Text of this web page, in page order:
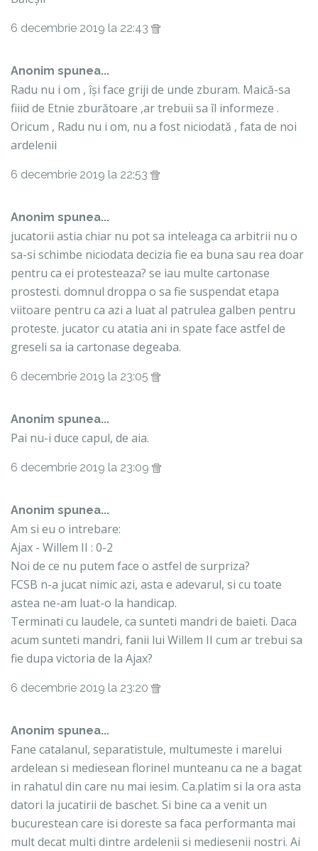
6 decembrie 2019 la 22:43
Anonim spunea...
Radu nu i om , își face griji de unde zburam. Maică-sa
fiiid de Etnie zburătoare ,ar trebuii sa îl informeze .
Oricum , Radu nu i om, nu a fost niciodată , fata de noi
ardelenii
6 decembrie 2019 la 22:53
Anonim spunea...
jucatorii astia chiar nu pot sa inteleaga ca arbitrii nu o
sa-si schimbe niciodata decizia fie ea buna sau rea doar
pentru ca ei protesteaza? se iau multe cartonase
prostesti. domnul droppa o sa fie suspendat etapa
viitoare pentru ca azi a luat al patrulea galben pentru
proteste. jucator cu atatia ani in spate face astfel de
greseli sa ia cartonase degeaba.
6 decembrie 2019 la 23:05
Anonim spunea...
Pai nu-i duce capul, de aia.
6 decembrie 2019 la 23:09
Anonim spunea...
Am si eu o intrebare:
Ajax - Willem II : 0-2
Noi de ce nu putem face o astfel de surpriza?
FCSB n-a jucat nimic azi, asta e adevarul, si cu toate
astea ne-am luat-o la handicap.
Terminati cu laudele, ca sunteti mandri de baieti. Daca
acum sunteti mandri, fanii lui Willem II cum ar trebui sa
fie dupa victoria de la Ajax?
6 decembrie 2019 la 23:20
Anonim spunea...
Fane catalanul, separatistule, multumeste i marelui
ardelean si mediesean florinel munteanu ca ne a bagat
in rahatul din care nu mai iesim. Ca.platim si la ora asta
datori la jucatirii de baschet. Si bine ca a venit un
bucurestean care isi doreste sa faca performanta mai
mult decat multi dintre ardelenii si mediesenii nostri. Ai